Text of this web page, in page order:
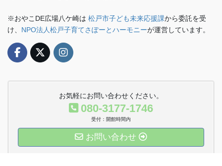
※おやこDE広場八ケ崎は 松戸市子ども未来応援課から委託を受
け、 NPO法人松戸子育てさぽーとハーモニーが運営しています。
お気軽にお問い合わせください。
080-3177-1746
受付：開館時間内
お問い合わせ